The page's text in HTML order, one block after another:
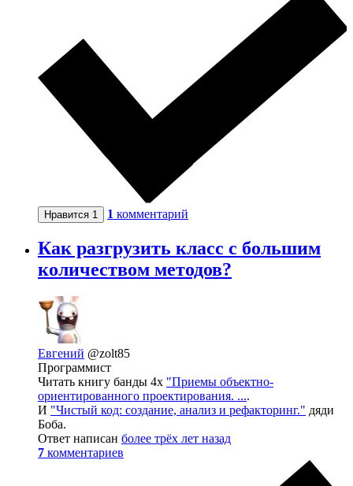
Нравится 1 1 комментарий
Как разгрузить класс с большим
количеством методов?
Евгений @zolt85
Программист
Читать книгу банды 4х "Приемы объектно-
ориентированного проектирования. ....
И "Чистый код: создание, анализ и рефакторинг." дяди
Боба.
Ответ написан более трёх лет назад
7 комментариев